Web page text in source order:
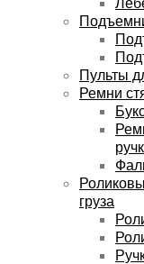
Пульты
Ремни
груза